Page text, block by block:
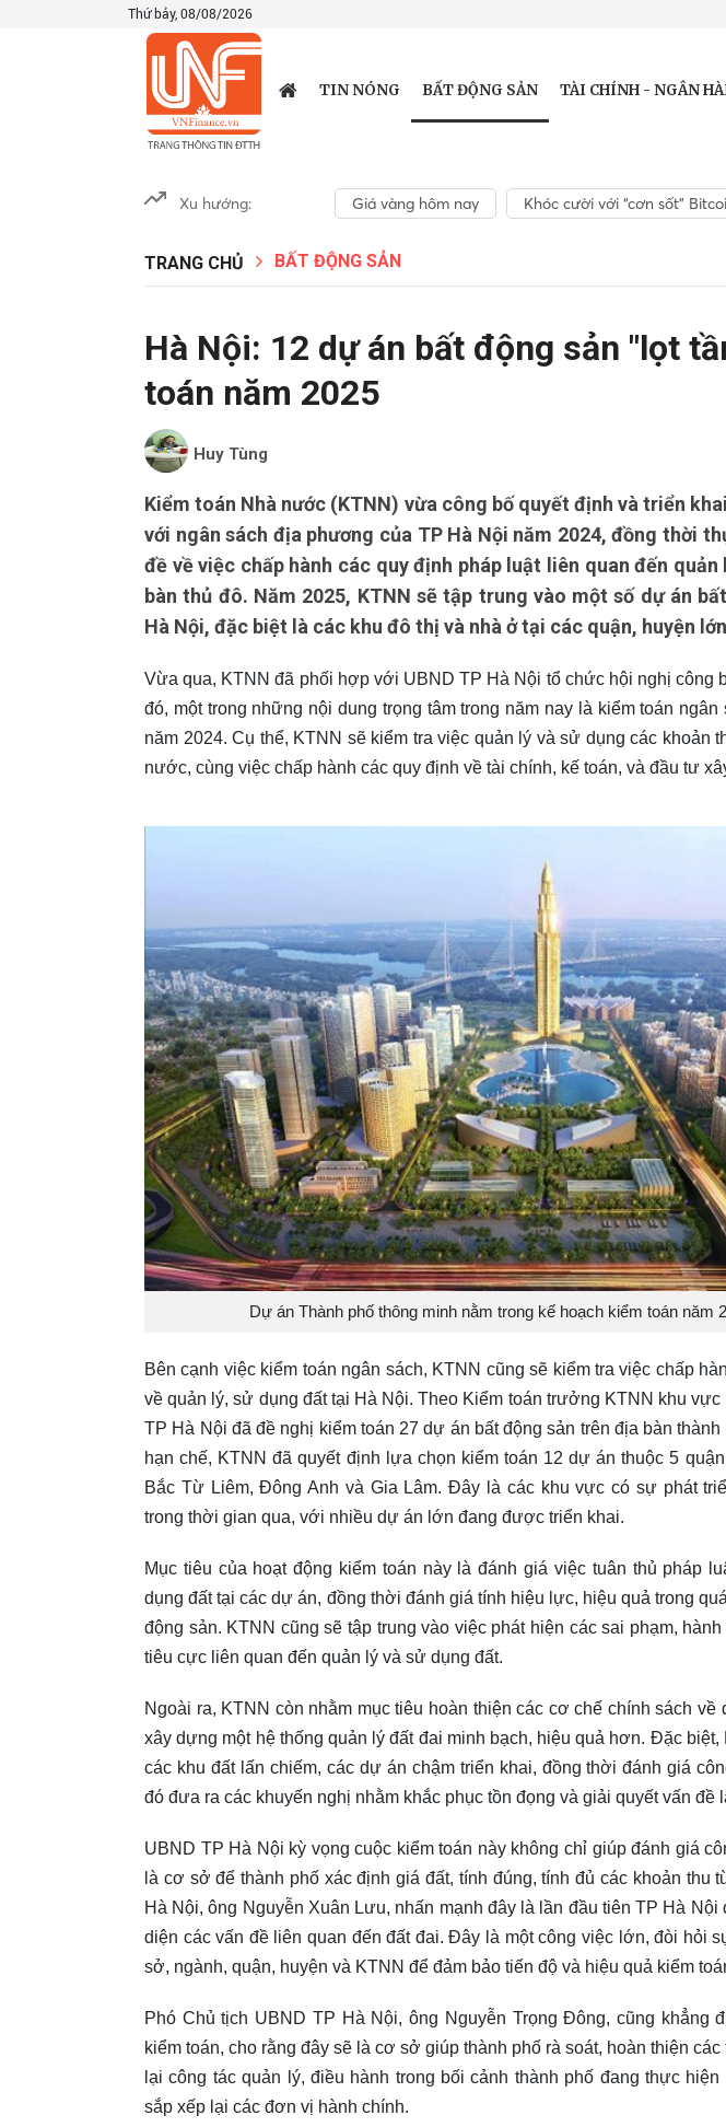
Thứ bảy, 08/08/2026
TIN NÓNG BẤT ĐỘNG SẢN TÀI CHÍNH - NGÂN
Xu hướng: Giá vàng hôm nay Khóc cười với “cơn sốt”
TRANG CHỦ BẤT ĐỘNG SẢN
Hà Nội: 12 dự án bất động sản "lọt
toán năm 2025
Huy Tùng
Kiểm toán Nhà nước (KTNN) vừa công bố quyết định và triển
với ngân sách địa phương của TP Hà Nội năm 2024, đồng thời
đề về việc chấp hành các quy định pháp luật liên quan đến
bàn thủ đô. Năm 2025, KTNN sẽ tập trung vào một số dự án
Hà Nội, đặc biệt là các khu đô thị và nhà ở tại các quận, huyện
Vừa qua, KTNN đã phối hợp với UBND TP Hà Nội tổ chức hội nghị công
đó, một trong những nội dung trọng tâm trong năm nay là kiểm toán
năm 2024. Cụ thể, KTNN sẽ kiểm tra việc quản lý và sử dụng các khoản
nước, cùng việc chấp hành các quy định về tài chính, kế toán, và đầu tư
Dự án Thành phố thông minh nằm trong kế hoạch kiểm toán năm
Bên cạnh việc kiểm toán ngân sách, KTNN cũng sẽ kiểm tra việc chấp
về quản lý, sử dụng đất tại Hà Nội. Theo Kiểm toán trưởng KTNN khu
TP Hà Nội đã đề nghị kiểm toán 27 dự án bất động sản trên địa bàn
hạn chế, KTNN đã quyết định lựa chọn kiểm toán 12 dự án thuộc 5
Bắc Từ Liêm, Đông Anh và Gia Lâm. Đây là các khu vực có sự phát
trong thời gian qua, với nhiều dự án lớn đang được triển khai.
Mục tiêu của hoạt động kiểm toán này là đánh giá việc tuân thủ pháp
dụng đất tại các dự án, đồng thời đánh giá tính hiệu lực, hiệu quả trong
động sản. KTNN cũng sẽ tập trung vào việc phát hiện các sai phạm,
tiêu cực liên quan đến quản lý và sử dụng đất.
Ngoài ra, KTNN còn nhằm mục tiêu hoàn thiện các cơ chế chính sách về
xây dựng một hệ thống quản lý đất đai minh bạch, hiệu quả hơn. Đặc biệt,
các khu đất lấn chiếm, các dự án chậm triển khai, đồng thời đánh giá
đó đưa ra các khuyến nghị nhằm khắc phục tồn đọng và giải quyết vấn đề
UBND TP Hà Nội kỳ vọng cuộc kiểm toán này không chỉ giúp đánh giá
là cơ sở để thành phố xác định giá đất, tính đúng, tính đủ các khoản thu
Hà Nội, ông Nguyễn Xuân Lưu, nhấn mạnh đây là lần đầu tiên TP Hà Nội
diện các vấn đề liên quan đến đất đai. Đây là một công việc lớn, đòi hỏi
sở, ngành, quận, huyện và KTNN để đảm bảo tiến độ và hiệu quả kiểm
Phó Chủ tịch UBND TP Hà Nội, ông Nguyễn Trọng Đông, cũng khẳng
kiểm toán, cho rằng đây sẽ là cơ sở giúp thành phố rà soát, hoàn thiện
lại công tác quản lý, điều hành trong bối cảnh thành phố đang thực
sắp xếp lại các đơn vị hành chính.